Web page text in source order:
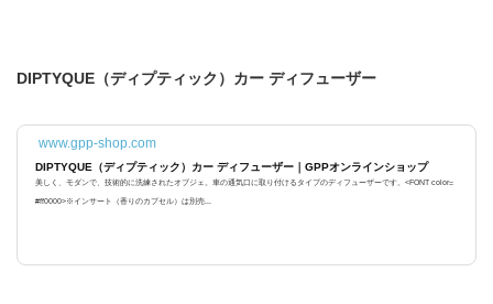
DIPTYQUE（ディプティック）カー ディフューザー
www.gpp-shop.com
DIPTYQUE（ディプティック）カー ディフューザー｜GPPオンラインショップ
美しく、モダンで、技術的に洗練されたオブジェ。車の通気口に取り付けるタイプのディフューザーです。<FONT color=
#ff0000>※インサート（香りのカプセル）は別売...